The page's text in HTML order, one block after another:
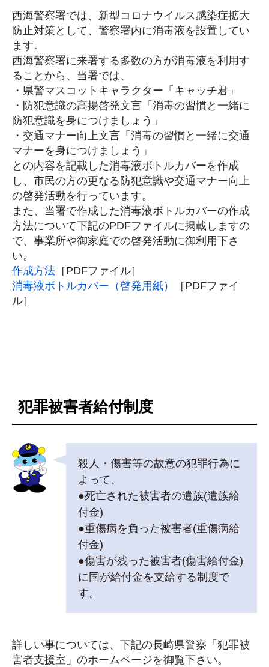
西海警察署では、新型コロナウイルス感染症拡大
防止対策として、警察署内に消毒液を設置してい
ます。
西海警察署に来署する多数の方が消毒液を利用す
ることから、当署では、
・県警マスコットキャラクター「キャッチ君」
・防犯意識の高揚啓発文言「消毒の習慣と一緒に
防犯意識を身につけましょう」
・交通マナー向上文言「消毒の習慣と一緒に交通
マナーを身につけましょう」
との内容を記載した消毒液ボトルカバーを作成
し、市民の方の更なる防犯意識や交通マナー向上
の啓発活動を行っています。
また、当署で作成した消毒液ボトルカバーの作成
方法について下記のPDFファイルに掲載しますの
で、事業所や御家庭での啓発活動に御利用下さ
い。
作成方法 ［PDFファイル］
消毒液ボトルカバー（啓発用紙）
［PDFファイ
ル］
犯罪被害者給付制度
殺人・傷害等の故意の犯罪行為に
よって、
●死亡された被害者の遺族(遺族給
付金)
●重傷病を負った被害者(重傷病給
付金)
●傷害が残った被害者(傷害給付金)
に国が給付金を支給する制度で
す。
詳しい事については、下記の長崎県警察「犯罪被
害者支援室」のホームページを御覧下さい。